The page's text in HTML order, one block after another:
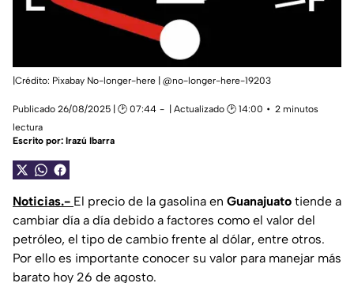
|Crédito: Pixabay No-longer-here | @no-longer-here-19203
Publicado 26/08/2025 | 🕑 07:44 | Actualizado 🕑 14:00
2 minutos
lectura
Escrito por: Irazú Ibarra
Noticias.- El precio de la gasolina en Guanajuato tiende a
cambiar día a día debido a factores como el valor del
petróleo, el tipo de cambio frente al dólar, entre otros.
Por ello es importante conocer su valor para manejar más
barato hoy 26 de agosto.